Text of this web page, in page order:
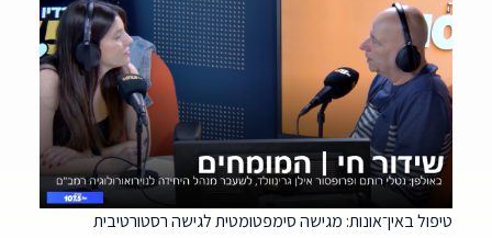
טיפול באין־אונות: מגישה סימפטומטית לגישה רסטורטיבית